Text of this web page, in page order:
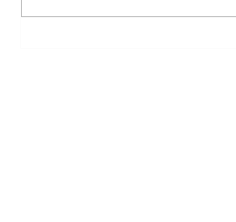
Yo manejo, Dios me guía